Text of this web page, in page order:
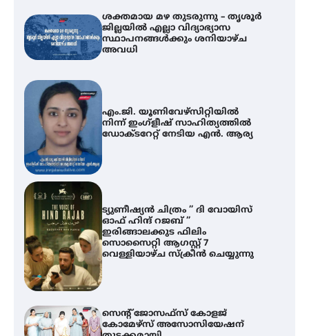
ശക്തമായ മഴ തുടരുന്നു – തൃശൂർ
ജില്ലയിൽ എല്ലാ വിദ്യാഭ്യാസ
സ്ഥാപനങ്ങൾക്കും ശനിയാഴ്ച
അവധി
എം.ജി. യൂണിവേഴ്‌സിറ്റിയിൽ
നിന്ന് ഇംഗ്ളീഷ് സാഹിത്യത്തിൽ
ഡോക്ടറേറ്റ് നേടിയ എൻ. ആര്യ
ട്യുണീഷ്യൻ ചിത്രം ” ദി വോയിസ്
ഓഫ് ഹിന്ദ് റജബ് ”
ഇരിങ്ങാലക്കുട ഫിലിം
സൊസൈറ്റി ആഗസ്റ്റ് 7
വെള്ളിയാഴ്ച സ്‌ക്രീൻ ചെയ്യുന്നു
സെന്റ് ജോസഫ്സ് കോളജ്
കോമേഴ്‌സ് അസോസിയേഷന്